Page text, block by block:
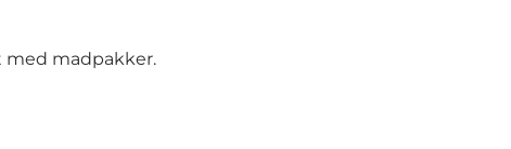
med madpakker.